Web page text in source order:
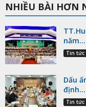
NHIỀU BÀI HƠN
năm...
Tin tức
Dấu
định...
Tin tức